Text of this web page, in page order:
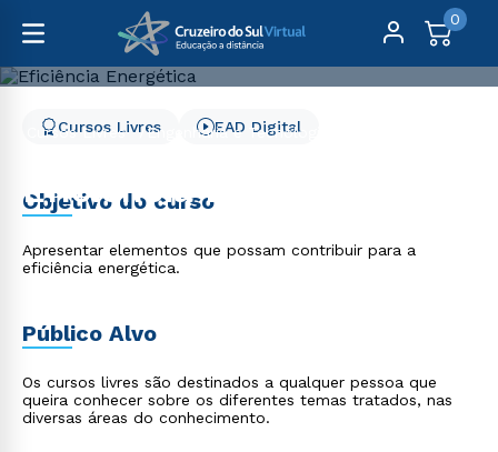
0
Cursos Livres
Engenharia e Tecnologia
Eficiência Energética
Cursos Livres EAD Digital
Objetivo do curso
Apresentar elementos que possam contribuir para a
eficiência energética.
Público Alvo
Os cursos livres são destinados a qualquer pessoa que
queira conhecer sobre os diferentes temas tratados, nas
diversas áreas do conhecimento.